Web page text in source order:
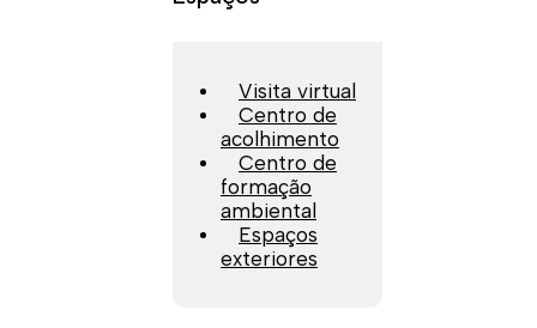
Visita virtual
Centro de
acolhimento
Centro de
formação
ambiental
Espaços
exteriores